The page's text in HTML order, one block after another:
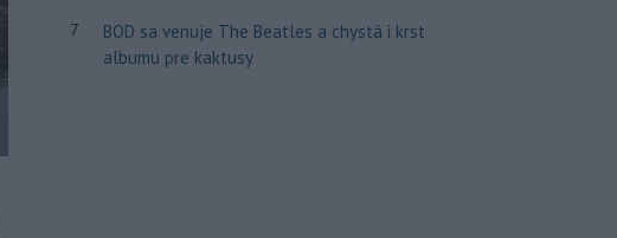
7
BOD sa venuje The Beatles a chystá i krst
albumu pre kaktusy